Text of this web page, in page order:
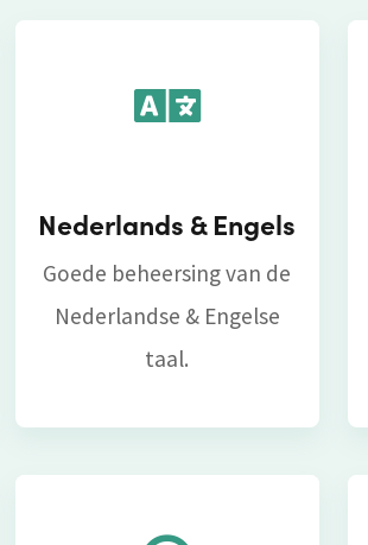
Nederlands & Engels
Goede beheersing van de
Nederlandse & Engelse
taal.